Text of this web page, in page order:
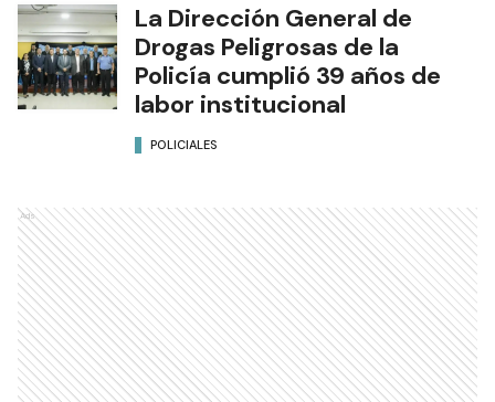
La Dirección General de
Drogas Peligrosas de la
Policía cumplió 39 años de
labor institucional
POLICIALES
Ads